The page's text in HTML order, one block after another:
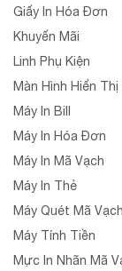
Giấy In Hóa Đơn
Khuyến Mãi
Linh Phụ Kiện
Màn Hình Hiển Thị
Máy In Bill
Máy In Hóa Đơn
Máy In Mã Vạch
Máy In Thẻ
Máy Quét Mã Vạch
Máy Tính Tiền
Mực In Nhãn Mã